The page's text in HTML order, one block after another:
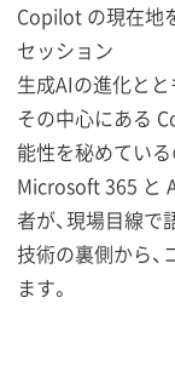
Copilot の現在地
セッション
生成AIの進化とと
その中心にある
能性を秘めている
Microsoft 365 と
者が、現場目線で
技術の裏側から、
ます。